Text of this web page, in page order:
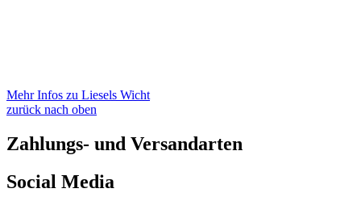
Mehr Infos zu Liesels Wicht
zurück nach oben
Zahlungs- und Versandarten
Social Media